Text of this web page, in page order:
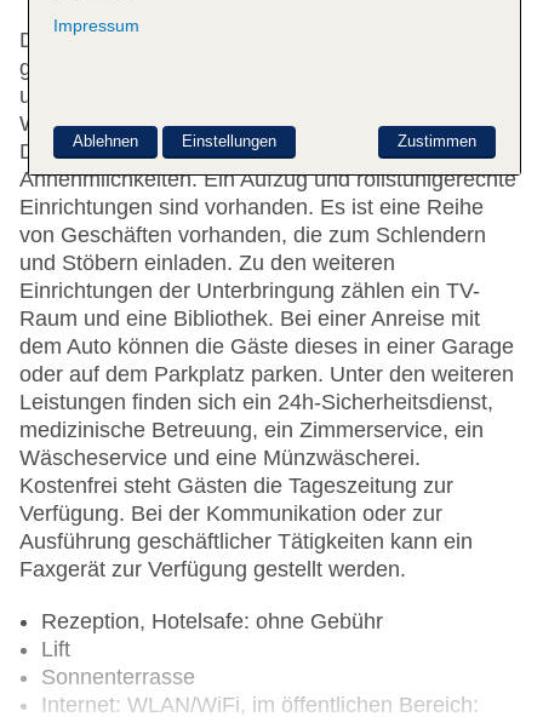
Das freundliche Personal an der Rezeption ist
gerne bei allen Fragen behilflich. Die Einrichtung
umfasst eine Gepäckaufbewahrung und einen Safe.
WLAN ist in den öffentlichen Bereichen verfügbar.
Das Haus bietet eine Reihe behindertengerechter
Annehmlichkeiten. Ein Aufzug und rollstuhlgerechte
Einrichtungen sind vorhanden. Es ist eine Reihe
von Geschäften vorhanden, die zum Schlendern
und Stöbern einladen. Zu den weiteren
Einrichtungen der Unterbringung zählen ein TV-
Raum und eine Bibliothek. Bei einer Anreise mit
dem Auto können die Gäste dieses in einer Garage
oder auf dem Parkplatz parken. Unter den weiteren
Leistungen finden sich ein 24h-Sicherheitsdienst,
medizinische Betreuung, ein Zimmerservice, ein
Wäscheservice und eine Münzwäscherei.
Kostenfrei steht Gästen die Tageszeitung zur
Verfügung. Bei der Kommunikation oder zur
Ausführung geschäftlicher Tätigkeiten kann ein
Faxgerät zur Verfügung gestellt werden.
Rezeption, Hotelsafe: ohne Gebühr
Lift
Sonnenterrasse
Internet: WLAN/WiFi, im öffentlichen Bereich:
Impressum
Zustimmen
Ablehnen Einstellungen